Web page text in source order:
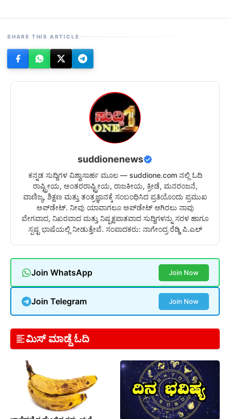
SHARE THIS ARTICLE
suddionenews
ಕನ್ನಡ ಸುದ್ದಿಗಳ ವಿಶ್ವಾಸಾರ್ಹ ಮೂಲ — suddione.com ನಲ್ಲಿ ಓದಿ
ರಾಷ್ಟ್ರೀಯ, ಅಂತರರಾಷ್ಟ್ರೀಯ, ರಾಜಕೀಯ, ಕ್ರೀಡೆ, ಮನರಂಜನೆ,
ವಾಣಿಜ್ಯ, ಶಿಕ್ಷಣ ಮತ್ತು ತಂತ್ರಜ್ಞಾನಕ್ಕೆ ಸಂಬಂಧಿಸಿದ ಪ್ರತಿಯೊಂದು ಪ್ರಮುಖ
ಅಪ್‌ಡೇಟ್. ನೀವು ಯಾವಾಗಲೂ ಅಪ್‌ಡೇಟ್ ಆಗಿರಲು ನಾವು
ವೇಗವಾದ, ನಿಖರವಾದ ಮತ್ತು ನಿಷ್ಪಕ್ಷಪಾತವಾದ ಸುದ್ದಿಗಳನ್ನು ಸರಳ ಹಾಗೂ
ಸ್ಪಷ್ಟ ಭಾಷೆಯಲ್ಲಿ ನೀಡುತ್ತೇವೆ. ಸಂಪಾದಕರು: ನಾಗೇಂದ್ರ ರೆಡ್ಡಿ ಪಿ.ಎಲ್
Join WhatsApp Join Now
Join Telegram Join Now
ಮಿಸ್ ಮಾಡ್ದೆ ಓದಿ